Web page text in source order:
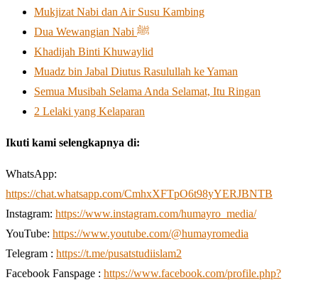
Mukjizat Nabi dan Air Susu Kambing
Dua Wewangian Nabi ﷺ
Khadijah Binti Khuwaylid
Muadz bin Jabal Diutus Rasulullah ke Yaman
Semua Musibah Selama Anda Selamat, Itu Ringan
2 Lelaki yang Kelaparan
Ikuti kami selengkapnya di:
WhatsApp:
https://chat.whatsapp.com/CmhxXFTpO6t98yYERJBNTB
Instagram: https://www.instagram.com/humayro_media/
YouTube: https://www.youtube.com/@humayromedia
Telegram : https://t.me/pusatstudiislam2
Facebook Fanspage : https://www.facebook.com/profile.php?